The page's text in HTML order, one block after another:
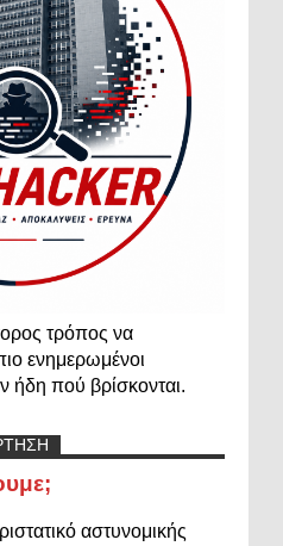
τρόπος να
ενημερωμένοι
ήδη πού βρίσκονται.
αστυνομικής